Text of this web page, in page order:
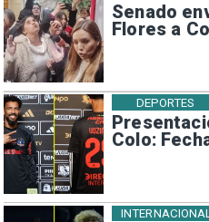
Senado
Flores a
Colo:
DEPORTES